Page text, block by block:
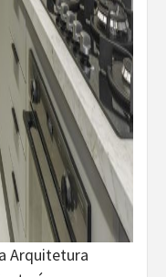
Arquitetura